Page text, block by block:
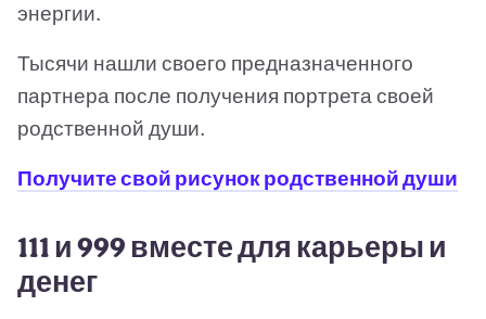
энергии.
Тысячи нашли своего предназначенного
партнера после получения портрета своей
родственной души.
Получите свой рисунок родственной души
111 и 999 вместе для карьеры и
денег